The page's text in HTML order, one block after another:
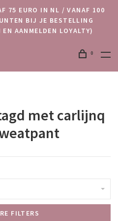
75 EURO IN NL / VANAF 100
BIJ JE BESTELLING
AANMELDEN LOYALTY)
0
met carlijnq
FILTERS